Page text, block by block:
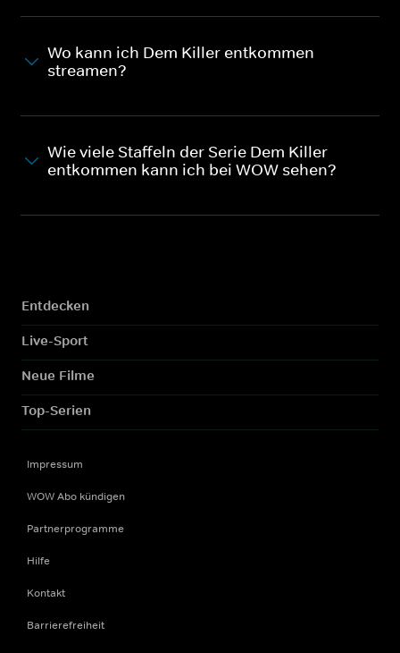
Wo kann ich Dem Killer entkommen
streamen?
Wie viele Staffeln der Serie Dem Killer
entkommen kann ich bei WOW sehen?
Entdecken
Live-Sport
Neue Filme
Top-Serien
Impressum
WOW Abo kündigen
Partnerprogramme
Hilfe
Kontakt
Barrierefreiheit